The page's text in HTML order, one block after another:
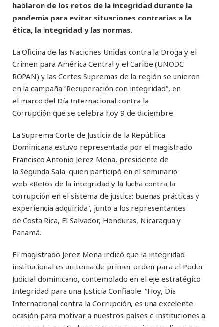
hablaron de los retos de la integridad durante la
pandemia para evitar situaciones contrarias a la
ética, la integridad y las normas.
La Oficina de las Naciones Unidas contra la Droga y el
Crimen para América Central y el Caribe (UNODC
ROPAN) y las Cortes Supremas de la región se unieron
en la campaña “Recuperación con integridad”, en
el marco del Día Internacional contra la
Corrupción que se celebra hoy 9 de diciembre.
La Suprema Corte de Justicia de la República
Dominicana estuvo representada por el magistrado
Francisco Antonio Jerez Mena, presidente de
la Segunda Sala, quien participó en el seminario
web «Retos de la integridad y la lucha contra la
corrupción en el sistema de justica: buenas prácticas y
experiencia adquirida”, junto a los representantes
de Costa Rica, El Salvador, Honduras, Nicaragua y
Panamá.
El magistrado Jerez Mena indicó que la integridad
institucional es un tema de primer orden para el Poder
Judicial dominicano, contemplado en el eje estratégico
Integridad para una Justicia Confiable. “Hoy, Día
Internacional contra la Corrupción, es una excelente
ocasión para motivar a nuestros países e instituciones a